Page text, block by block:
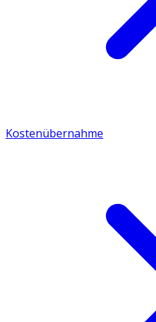
Kostenübernahme